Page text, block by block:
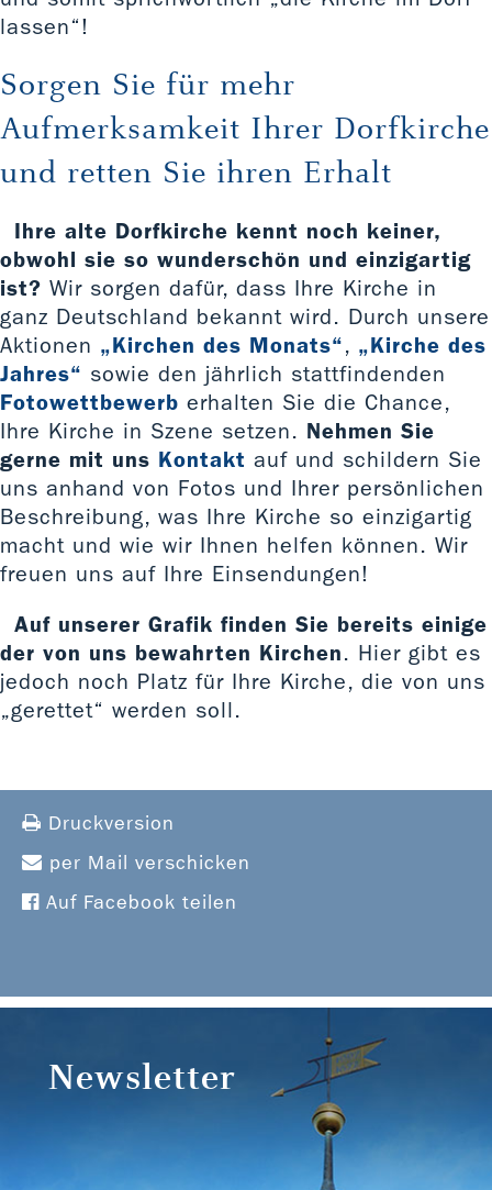
lassen“!
Sorgen Sie für mehr
Aufmerksamkeit Ihrer Dorfkirche
und retten Sie ihren Erhalt
Ihre alte Dorfkirche kennt noch keiner,
obwohl sie so wunderschön und einzigartig
ist? Wir sorgen dafür, dass Ihre Kirche in
ganz Deutschland bekannt wird. Durch unsere
Aktionen „Kirchen des Monats“, „Kirche des
Jahres“ sowie den jährlich stattfindenden
Fotowettbewerb erhalten Sie die Chance,
Ihre Kirche in Szene setzen. Nehmen Sie
gerne mit uns Kontakt auf und schildern Sie
uns anhand von Fotos und Ihrer persönlichen
Beschreibung, was Ihre Kirche so einzigartig
macht und wie wir Ihnen helfen können. Wir
freuen uns auf Ihre Einsendungen!
Auf unserer Grafik finden Sie bereits einige
der von uns bewahrten Kirchen. Hier gibt es
jedoch noch Platz für Ihre Kirche, die von uns
„gerettet“ werden soll.
Druckversion
per Mail verschicken
Auf Facebook teilen
Newsletter